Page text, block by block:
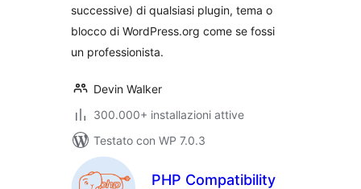
successive) di qualsiasi plugin, tema o
blocco di WordPress.org come se fossi
un professionista.
Devin Walker
300.000+ installazioni attive
Testato con WP 7.0.3
PHP Compatibility